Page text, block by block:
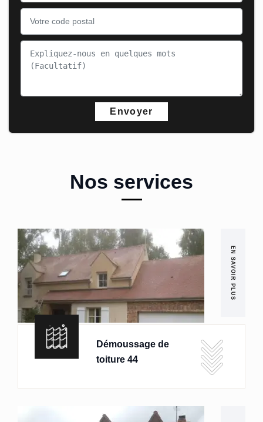
Nos services
EN SAVOIR PLUS
Démoussage de
toiture 44